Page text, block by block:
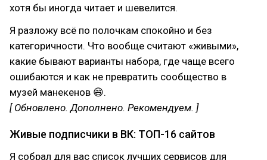
хотя бы иногда читает и шевелится.
Я разложу всё по полочкам спокойно и без
категоричности. Что вообще считают «живыми»,
какие бывают варианты набора, где чаще всего
ошибаются и как не превратить сообщество в
музей манекенов 😄.
[ Обновлено. Дополнено. Рекомендуем. ]
Живые подписчики в ВК: ТОП-16 сайтов
Я собрал для вас список лучших сервисов для